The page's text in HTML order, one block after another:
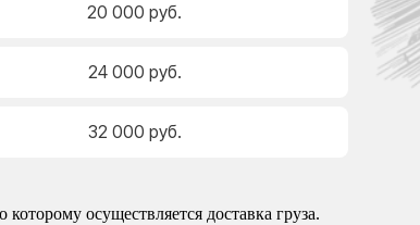
20 000 руб.
24 000 руб.
32 000 руб.
осуществляется доставка груза.